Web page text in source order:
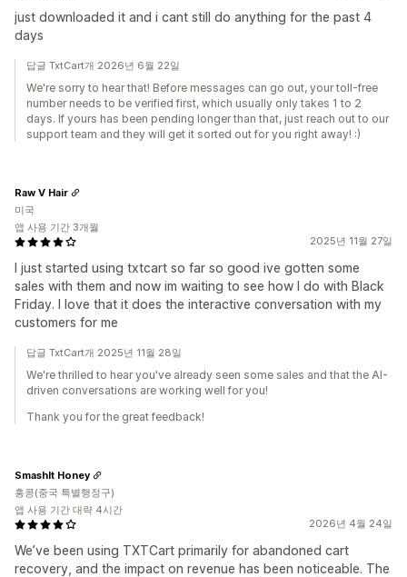
just downloaded it and i cant still do anything for the past 4
days
답글 TxtCart개 2026년 6월 22일
We're sorry to hear that! Before messages can go out, your toll-free
number needs to be verified first, which usually only takes 1 to 2
days. If yours has been pending longer than that, just reach out to our
support team and they will get it sorted out for you right away! :)
2025년 11월 27일
I just started using txtcart so far so good ive gotten some
sales with them and now im waiting to see how I do with Black
Friday. I love that it does the interactive conversation with my
customers for me
Raw V Hair
미국
앱 사용 기간 3개월
답글 TxtCart개 2025년 11월 28일
We're thrilled to hear you've already seen some sales and that the AI-
driven conversations are working well for you!
Thank you for the great feedback!
2026년 4월 24일
We’ve been using TXTCart primarily for abandoned cart
recovery, and the impact on revenue has been noticeable. The
SmashIt Honey
홍콩(중국 특별행정구)
앱 사용 기간 대략 4시간